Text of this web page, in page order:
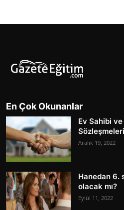
En Çok Okunanlar
Ev Sahibi
Aralık 19, 2022
Hanedan 6.
olacak mı?
Eylül 11, 2022